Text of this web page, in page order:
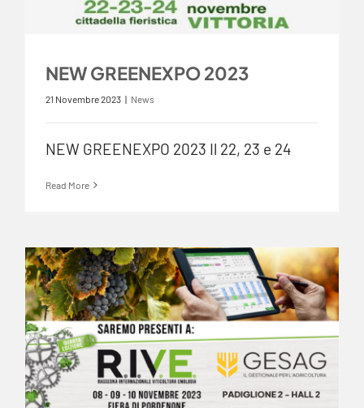
NEW GREENEXPO 2023
21 Novembre 2023 | News
NEW GREENEXPO 2023 Il 22, 23 e 24
Read More